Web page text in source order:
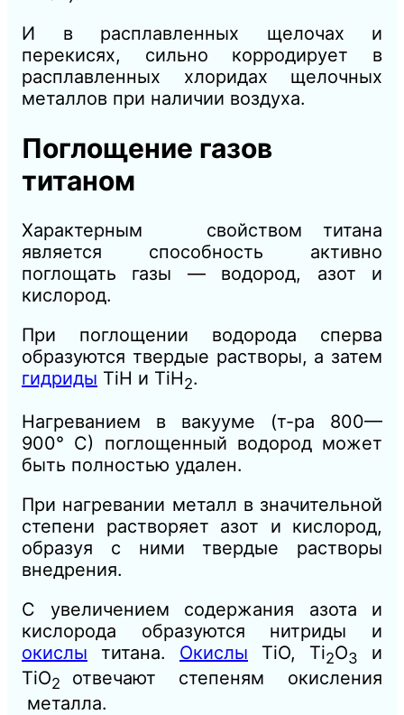
И в расплавленных щелочах и
перекисях, сильно корродирует в
расплавленных хлоридах щелочных
металлов при наличии воздуха.
Поглощение газов
титаном
Характерным свойством титана
является способность активно
поглощать газы — водород, азот и
кислород.
При поглощении водорода сперва
образуются твердые растворы, а затем
гидриды TiH и TiH2.
Нагреванием в вакууме (т-ра 800—
900° С) поглощенный водород может
быть полностью удален.
При нагревании металл в значительной
степени растворяет азот и кислород,
образуя с ними твердые растворы
внедрения.
С увеличением содержания азота и
кислорода образуются нитриды и
окислы титана. Окислы TiO, Ti2O3
и
ТiO2
отвечают степеням окисления
металла.